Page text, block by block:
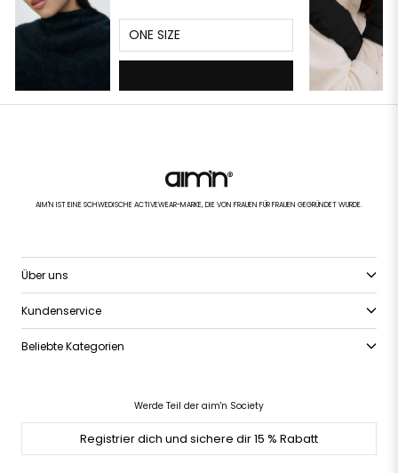
ONE SIZE
AIM'N IST EINE SCHWEDISCHE ACTIVEWEAR-MARKE, DIE VON FRAUEN FÜR FRAUEN GEGRÜNDET WURDE.
Über uns
Kundenservice
Beliebte Kategorien
Werde Teil der aim'n Society
Registrier dich und sichere dir 15 % Rabatt